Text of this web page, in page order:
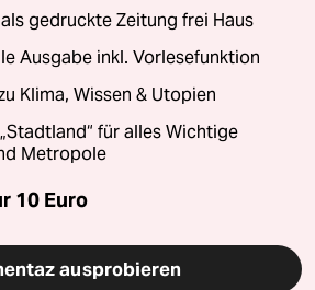
gedruckte Zeitung frei Haus
Ausgabe inkl. Vorlesefunktion
Klima, Wissen & Utopien
für alles Wichtige
Metropole
10 Euro
ausprobieren